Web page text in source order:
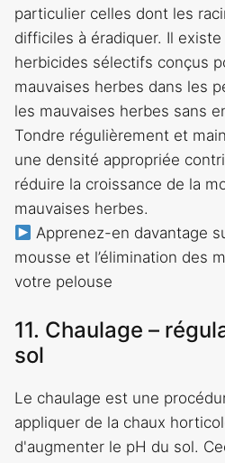
particulier celles dont les
difficiles à éradiquer. Il
herbicides sélectifs conçus
mauvaises herbes dans les
les mauvaises herbes sans
Tondre régulièrement et
une densité appropriée
réduire la croissance de la
mauvaises herbes.
Apprenez-en davantage
mousse et l’élimination des
votre pelouse
11. Chaulage –
sol
Le chaulage est une
appliquer de la chaux
d'augmenter le pH du sol.